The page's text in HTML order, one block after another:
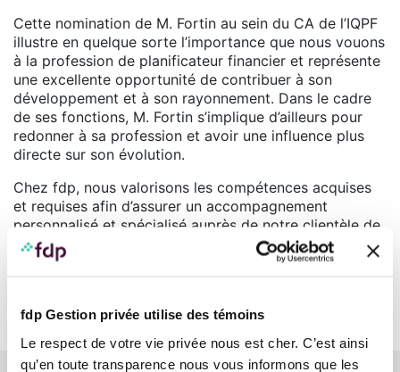
fdp Gestion privée utilise des témoins
Le respect de votre vie privée nous est cher. C’est ainsi
qu’en toute transparence nous vous informons que les
Cette nomination de M. Fortin au sein du CA de l’IQPF
illustre en quelque sorte l’importance que nous vouons
à la profession de planificateur financier et représente
une excellente opportunité de contribuer à son
développement et à son rayonnement. Dans le cadre
de ses fonctions, M. Fortin s’implique d’ailleurs pour
redonner à sa profession et avoir une influence plus
directe sur son évolution.
Chez fdp, nous valorisons les compétences acquises
et requises afin d’assurer un accompagnement
personnalisé et spécialisé auprès de notre clientèle de
professionnels, tant pour leurs besoins personnels que
d’affaires.